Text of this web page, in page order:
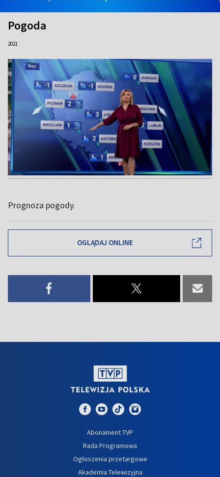
Pogoda
2021
Prognoza pogody.
OGLĄDAJ ONLINE
Abonament TVP
Rada Programowa
Ogłoszenia przetargowe
Akademia Telewizyjna